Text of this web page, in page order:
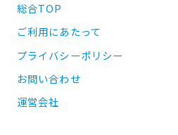
総合TOP
ご利用にあたって
プライバシーポリシー
お問い合わせ
運営会社